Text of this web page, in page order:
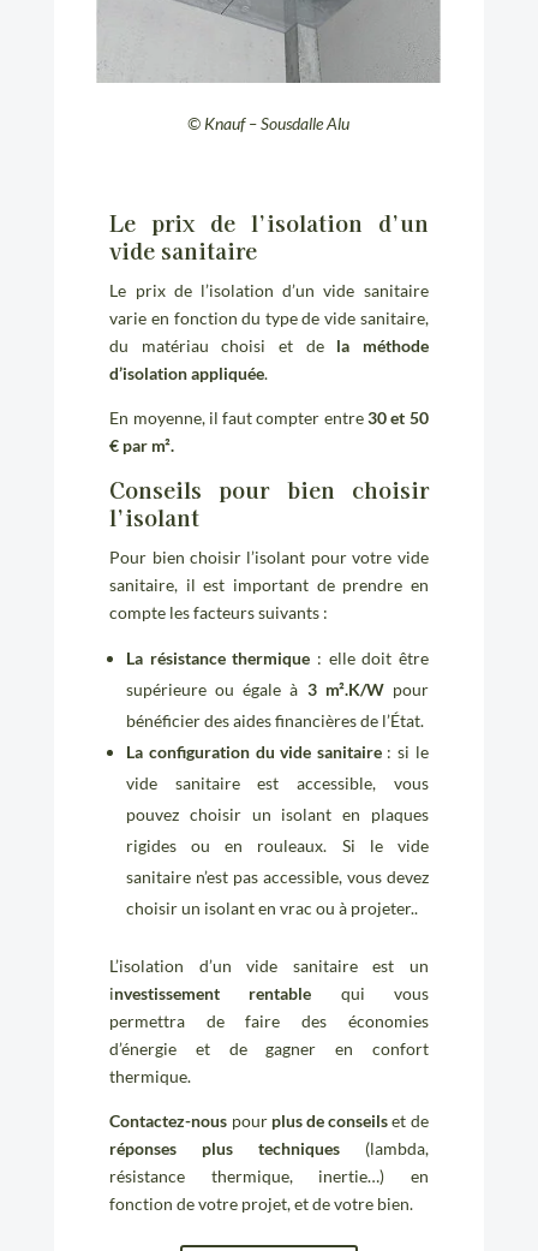
© Knauf – Sousdalle Alu
Le prix de l’isolation d’un
vide sanitaire
Le prix de l’isolation d’un vide sanitaire
varie en fonction du type de vide sanitaire,
du matériau choisi et de la méthode
d’isolation appliquée.
En moyenne, il faut compter entre30 et 50
€ par m².
Conseils pour bien choisir
l’isolant
Pour bien choisir l’isolant pour votre vide
sanitaire, il est important de prendre en
compte les facteurs suivants :
La résistance thermique : elle doit être
supérieure ou égale à 3 m².K/W pour
bénéficier des aides financières de l’État.
La configuration du vide sanitaire : si le
vide sanitaire est accessible, vous
pouvez choisir un isolant en plaques
rigides ou en rouleaux. Si le vide
sanitaire n’est pas accessible, vous devez
choisir un isolant en vrac ou à projeter..
L’isolation d’un vide sanitaire est un
investissement rentable qui vous
permettra de faire des économies
d’énergie et de gagner en confort
thermique.
Contactez-nous pour plus de conseilset de
réponses plus techniques(lambda,
résistance thermique, inertie…) en
fonction de votre projet, et de votre bien.